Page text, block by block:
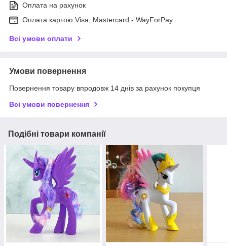
Оплата на рахунок
Оплата картою Visa, Mastercard - WayForPay
Всі умови оплати
Умови повернення
Повернення товару впродовж 14 днів за рахунок покупця
Всі умови повернення
Подібні товари компанії